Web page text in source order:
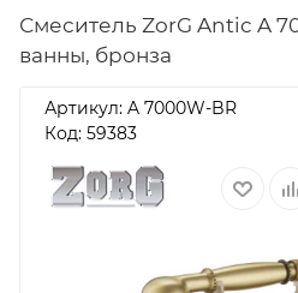
Смеситель ZorG Antic A
ванны, бронза
Артикул: A 7000W-BR
Код: 59383